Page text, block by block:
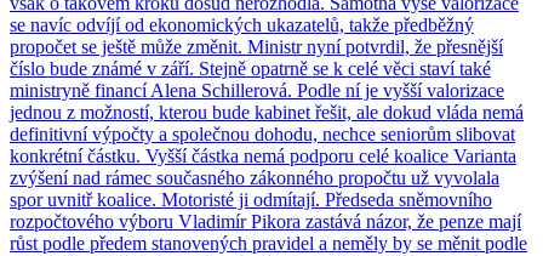
se navíc odvíjí od ekonomických ukazatelů, takže předběžný
propočet se ještě může změnit. Ministr nyní potvrdil, že přesnější
číslo bude známé v září. Stejně opatrně se k celé věci staví také
ministryně financí Alena Schillerová. Podle ní je vyšší valorizace
jednou z možností, kterou bude kabinet řešit, ale dokud vláda nemá
definitivní výpočty a společnou dohodu, nechce seniorům slibovat
konkrétní částku. Vyšší částka nemá podporu celé koalice Varianta
zvýšení nad rámec současného zákonného propočtu už vyvolala
spor uvnitř koalice. Motoristé ji odmítají. Předseda sněmovního
rozpočtového výboru Vladimír Pikora zastává názor, že penze mají
růst podle předem stanovených pravidel a neměly by se měnit podle